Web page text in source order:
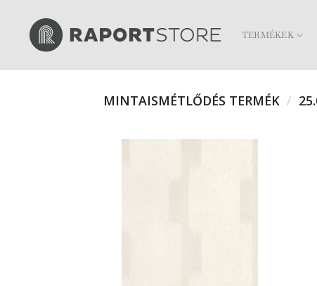
content
TERMÉKEK
MINTAISMÉTLŐDÉS TERMÉK /